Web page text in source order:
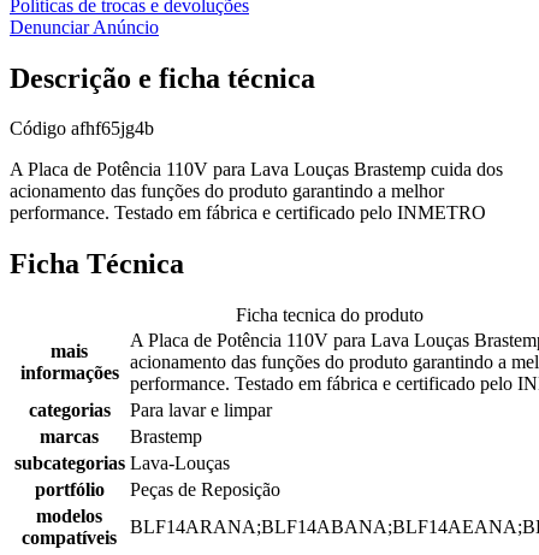
Políticas de trocas e devoluções
Denunciar Anúncio
Descrição e ficha técnica
Código afhf65jg4b
A Placa de Potência 110V para Lava Louças Brastemp cuida dos
acionamento das funções do produto garantindo a melhor
performance. Testado em fábrica e certificado pelo INMETRO
Ficha Técnica
Ficha tecnica do produto
mais
informações
A Placa de Potência 110V para Lava Louças
acionamento das funções do produto garantindo a
performance. Testado em fábrica e certificado pelo
categorias
Para lavar e limpar
marcas
Brastemp
subcategorias Lava-Louças
portfólio
Peças de Reposição
modelos
compatíveis